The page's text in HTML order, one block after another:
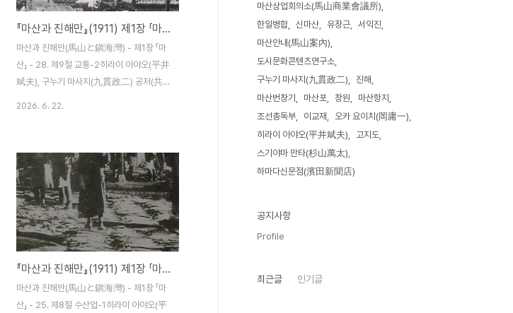
학생 수는 790여 명이다. 이미 다섯 번 졸업
생을 배출해 올해부터 여자 보습과(補習科)
도 설치해 재봉 등 손에 기술을 익히는 교육
도 하고 있으니 재조선(在朝鮮) 거류민단이
세운..
『마산과 진해만』(1911) 제1장 「마산」 - 28. 제9절 교통-2
마산과 진해만(馬山と鎭海灣) - 제1장 「마
산」 - 28. 제9절 교통-2히라이 아야오(平井
斌夫), 구누기 마사지(九貫政二) 공저(共
톤)과 시나노마루(信濃丸, 907톤)은 오사
카를 기점으로 매월 번갈아 4번 입항해 목포,
군산, 인천에 이르다가 왕복하거나 1번 이상
꼭 기항하는데 승객수는 그리 많지 않아도 화
물은 결코 적은 편은 아니며 점차 늘어나는
추세에 있다. 수출화물이 적은 것은 특히 본
년도 미곡 수출의 대부분이 포항에 가게 되어
내지로 갈 것이 감소한 것 외에는 따로 이유
가 없을 듯하다. 연안항로에 취항하는 기선은
2026. 6. 22.
『마산과 진해만』(1911) 제1장 「마산」 - 25. 제8절 수산업-1
마산과 진해만(馬山と鎭海灣) - 제1장 「마
산」 - 25. 제8절 수산업-1히라이 아야오(平
마산상업회의소(馬山商業會議所)
한일병합
신마산 유장근
서익진
마산안내(馬山案內)
도시문화콘텐츠연구소
구누기 마사지(九貫政二)
진해
마산번창기
마산포 창원
마산항지
조선총독부
이교재
오카 요이치(岡庸一)
히라이 아야오(平井斌夫)
고지도
스기야마 만타(杉山萬太)
하마다신문점(濱田新聞店)
공지사항
Profile
최근글 인기글